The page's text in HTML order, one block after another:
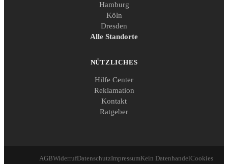
Hamburg
Köln
Dresden
Alle Standorte
NÜTZLICHES
Hilfe Center
Reklamation
Kontakt
Ratgeber
AGBWiderrufDatenschutzImpressumKein DatenhandelCookies